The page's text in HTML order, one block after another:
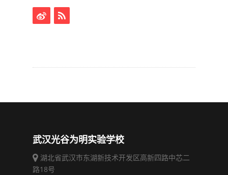
武汉光谷为明实验学校
湖北省武汉市东湖新技术开发区高新四路中芯二
路18号